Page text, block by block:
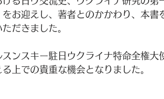
お迎えし、著者とのかかわり、本書
だきました。
ンスキー駐日ウクライナ特命全権大
上での貴重な機会となりました。